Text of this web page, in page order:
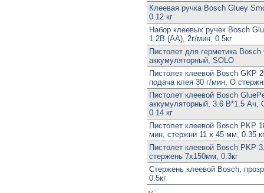
Клеевая ручка Bosch Gluey
0.12 кг
Набор клеевых ручек Bosch
1.2В (АА), 2г/мин, 0.5кг
Пистолет для герметика Bosch
аккумуляторный, SOLO
Пистолет клеевой Bosch GKP
подача клея 30 г/мин, O
Пистолет клеевой Bosch
аккумуляторный, 3.6 В*1.5 Ач,
0.14 кг
Пистолет клеевой Bosch PKP
мин, стержни 11 x 45 мм, 0.35
Пистолет клеевой Bosch PKP
стержень 7х150мм, 0.3кг
Стержень клеевой Bosch,
0.5кг